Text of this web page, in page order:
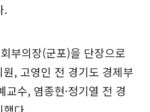
.
부의장(군포)을 단장으로
원, 고영인 전 경기도 경제부
수, 염종현·정기열 전 경